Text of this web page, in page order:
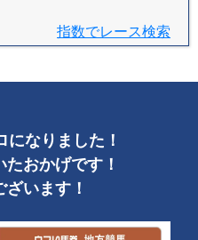
指数でレース検索
なりました！
おかげです！
います！